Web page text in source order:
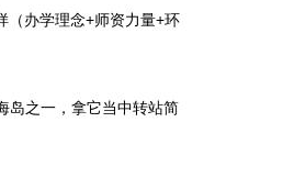
（办学理念+师资力量+环
岛之一，拿它当中转站简